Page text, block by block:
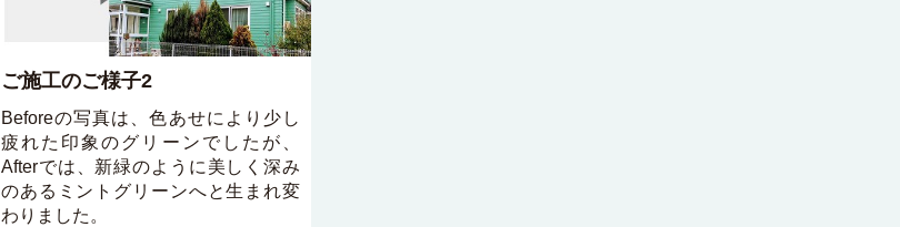
ご施工のご様子2
Beforeの写真は、色あせにより少し
疲れた印象のグリーンでしたが、
Afterでは、新緑のように美しく深み
のあるミントグリーンへと生まれ変
わりました。